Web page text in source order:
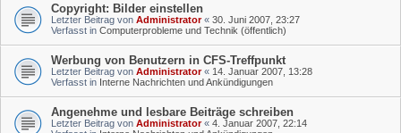
Copyright: Bilder einstellen
Letzter Beitrag von Administrator« 30. Juni 2007, 23:27
Verfasst in Computerprobleme und Technik (öffentlich)
Werbung von Benutzern in CFS-Treffpunkt
Letzter Beitrag von Administrator« 14. Januar 2007, 13:28
Verfasst in Interne Nachrichten und Ankündigungen
Angenehme und lesbare Beiträge schreiben
Letzter Beitrag von Administrator« 4. Januar 2007, 22:14